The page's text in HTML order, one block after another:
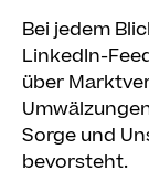
Bei jedem
LinkedIn-
über
Sorge und
bevorsteht.